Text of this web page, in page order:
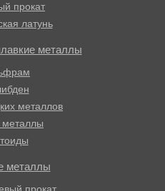
прокат
латунь
металлы
металлов
металлы
металлы